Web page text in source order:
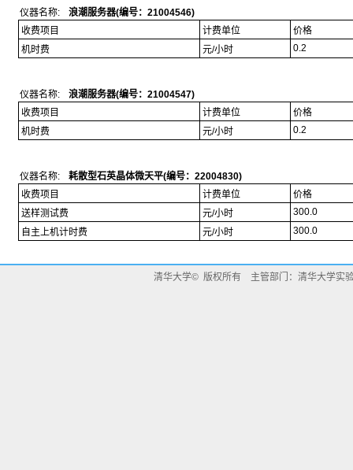
仪器名称:
浪潮服务器(编号：21004546)
收费项目
计费单位
价格
机时费
元/小时 0.2
仪器名称:
浪潮服务器(编号：21004547)
收费项目
计费单位
价格
机时费
元/小时 0.2
仪器名称:
耗散型石英晶体微天平(编号：22004830)
收费项目
计费单位
价格
送样测试费
元/小时
300.0
自主上机计时费
元/小时 300.0
清华大学© 版权所有 主管部门：清华大学实